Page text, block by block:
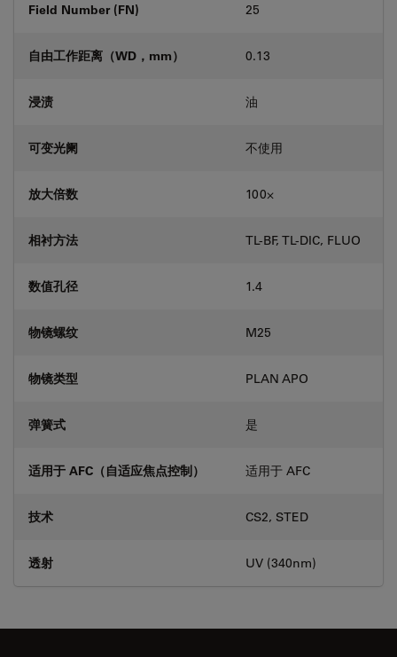
Field Number (FN) 25
自由工作距离（WD，mm） 0.13
浸渍 油
可变光阑 不使用
放大倍数 100⨉
相衬方法 TL-BF, TL-DIC, FLUO
数值孔径 1.4
物镜螺纹 M25
物镜类型 PLAN APO
弹簧式 是
适用于 AFC（自适应焦点控制） 适用于 AFC
技术 CS2, STED
透射 UV (340nm)